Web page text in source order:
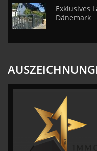
Exklusives
Dänemark